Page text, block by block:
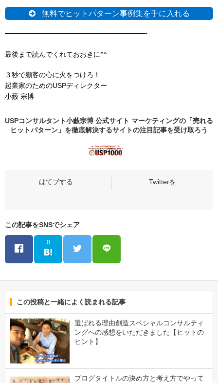
無料でヒットパターン事例集を手に入れる
——————————————————-
最後まで読んでくれておおきに^^
３秒で顧客の心に火をつけろ！
起業家のためのUSPディレクター
小藪 宗博
USPコンサルタント小藪宗博 公式サイト マーケティングの「売れる
ヒットパターン」を徹底解決するサイトの注目記事を受け取ろう
この記事をSNSでシェア
0
この投稿と一緒によく読まれる記事
選ばれる理由創造スペシャルコンサルティ
ングへの感想をいただきました【ヒットの
ヒント】
ブログタイトルの決め方と考え方でやって